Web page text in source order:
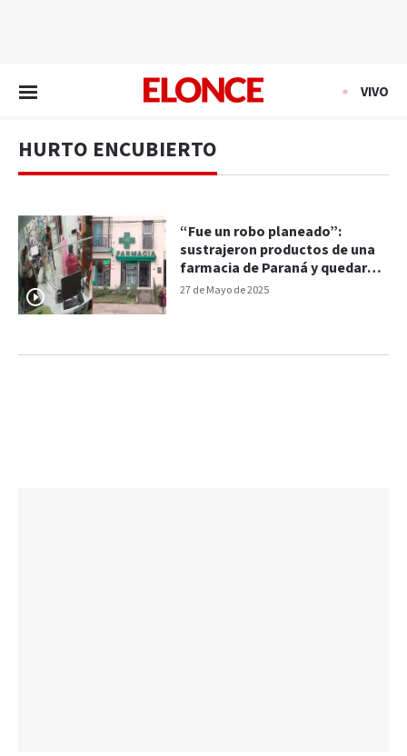
VIVO
HURTO ENCUBIERTO
27 de Mayo de 2025
“Fue un robo planeado”:
sustrajeron productos de una
farmacia de Paraná y quedaron
registrados